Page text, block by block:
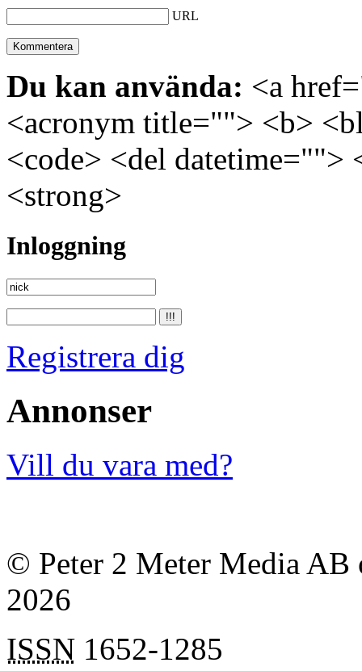
URL
Du kan använda: <a
<acronym title=""> <b>
<code> <del
<strong>
Inloggning
Registrera dig
Annonser
Vill du vara med?
© Peter 2 Meter Media AB
2026
ISSN 1652-1285